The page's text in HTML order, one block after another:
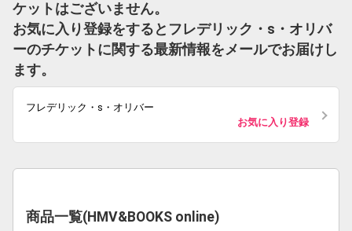
ケットはございません。
お気に入り登録をするとフレデリック・s・オリバ
ーのチケットに関する最新情報をメールでお届けし
ます。
フレデリック・s・オリバー
お気に入り登録
商品一覧(HMV&BOOKS online)